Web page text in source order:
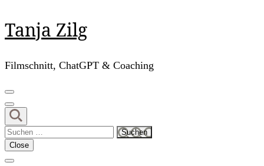
Skip
to
(Press
Enter)
Tanja Zilg
Filmschnitt, ChatGPT & Coaching
Suchen
nach:
Close